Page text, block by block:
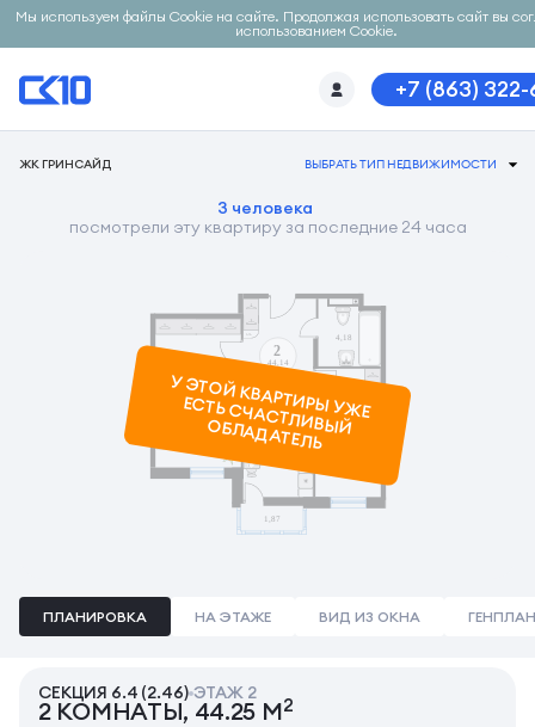
Мы используем файлы Cookie на сайте. Продолжая использовать сайт вы
использованием Cookie.
+7 (863)
ЖК ГРИНСАЙД ВЫБРАТЬ ТИП НЕДВИЖИМОСТИ
3 человека
посмотрели эту квартиру за последние 24 часа
У ЭТОЙ КВАРТИРЫ УЖ
Е
ЕСТЬ СЧАСТЛИВЫЙ ОБЛАДАТЕЛЬ
ПЛАНИРОВКА НА ЭТАЖЕ ВИД ИЗ ОКНА ГЕНПЛАН
СЕКЦИЯ 6.4 (2.46) ЭТАЖ 2
2 КОМНАТЫ, 44.25 М2